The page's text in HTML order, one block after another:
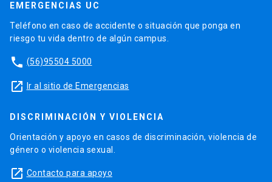
EMERGENCIAS UC
Teléfono en caso de accidente o situación que ponga en
riesgo tu vida dentro de algún campus.
phone (56)95504 5000
launch Ir al sitio de Emergencias
DISCRIMINACIÓN Y VIOLENCIA
Orientación y apoyo en casos de discriminación, violencia de
género o violencia sexual.
launch Contacto para apoyo